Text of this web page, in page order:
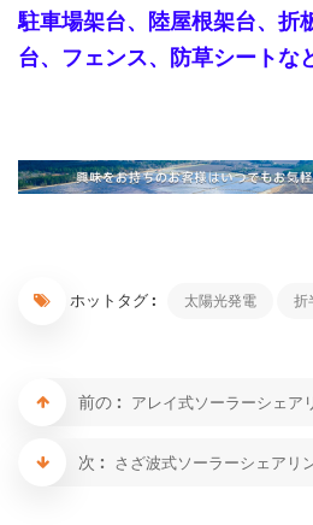
駐車場架台、 陸屋根架台、 折
台、 フェンス、 防草シートな
ホットタグ : 太陽光発電 折
前の : アレイ式ソーラーシェア
次 : さざ波式ソーラーシェアリ